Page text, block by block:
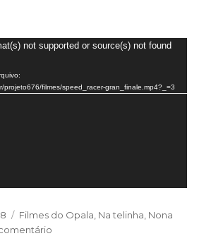
not supported or source(s) not found
projeto676/filmes/speed_racer-gran_finale.mp4?_=3
Categorias
Filmes do Opala Na telinha Nona